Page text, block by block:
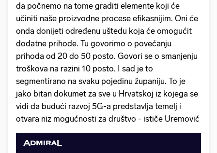
da počnemo na tome graditi elemente koji će
učiniti naše proizvodne procese efikasnijim. Oni će
onda donijeti određenu uštedu koja će omogućit
dodatne prihode. Tu govorimo o povećanju
prihoda od 20 do 50 posto. Govori se o smanjenju
troškova na razini 10 posto. I sad je to
segmentirano na svaku pojedinu županiju. To je
jako bitan dokumet za sve u Hrvatskoj iz kojega se
vidi da budući razvoj 5G-a predstavlja temelj i
otvara niz mogućnosti za društvo - ističe Uremović